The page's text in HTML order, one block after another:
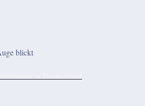
blickt